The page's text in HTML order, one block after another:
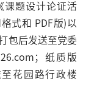
课题设计论证活
式和 PDF版)以
包后发送至党委
；纸质版
花园路行政楼